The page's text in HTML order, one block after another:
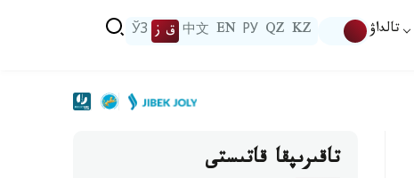
تالداۋ KZ
QZ
РУ
EN
中文 ق ز ЎЗ
تاقىرىپقا قاتىستى